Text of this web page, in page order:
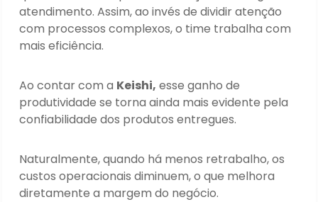
atendimento. Assim, ao invés de dividir atenção
com processos complexos, o time trabalha com
mais eficiência.
Ao contar com a Keishi, esse ganho de
produtividade se torna ainda mais evidente pela
confiabilidade dos produtos entregues.
Naturalmente, quando há menos retrabalho, os
custos operacionais diminuem, o que melhora
diretamente a margem do negócio.